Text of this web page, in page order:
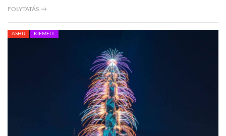
FOLYTATÁS →
ASHU KIEMELT